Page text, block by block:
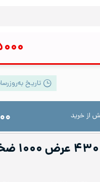
تاریخ
از خرید